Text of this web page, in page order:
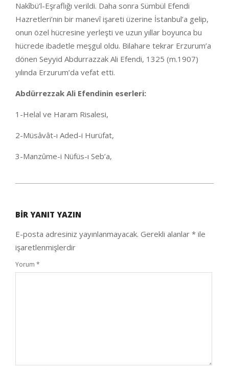
Nakîbü’l-Eşraflığı verildi. Daha sonra Sümbül Efendi
Hazretleri’nin bir manevî işareti üzerine İstanbul’a gelip,
onun özel hücresine yerleşti ve uzun yıllar boyunca bu
hücrede ibadetle meşgul ol­du. Bilahare tekrar Erzurum’a
dönen Seyyid Abdurrazzak Ali Efendi, 1325 (m.1907)
yılında Erzurum’da vefat etti.
Abdürrezzak Ali Efendinin eserleri:
1-Helal ve Haram Risalesi,
2-Müsâvât-ı Aded-i Hurüfat,
3-Manzûme-i Nüfüs-ı Seb’a,
11
BIR YANIT YAZIN
E-posta adresiniz yayınlanmayacak. Gerekli alanlar * ile
işaretlenmişlerdir
Yorum *